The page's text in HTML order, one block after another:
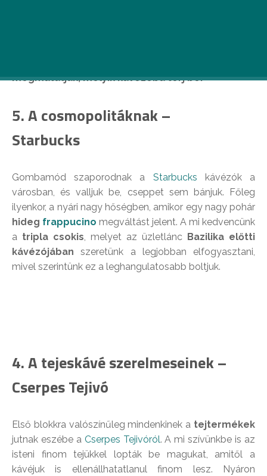
megmutatjuk, melyik kávézóba térj be.
5. A cosmopolitáknak –
Starbucks
Gombamód szaporodnak a Starbucks kávézók a
városban, és valljuk be, cseppet sem bánjuk. Főleg
ilyenkor, a nyári nagy hőségben, amikor egy nagy pohár
hideg frappucino megváltást jelent. A mi kedvencünk
a tripla csokis, melyet az üzletlánc Bazilika előtti
kávézójában szeretünk a legjobban elfogyasztani,
mivel szerintünk ez a leghangulatosabb boltjuk.
4. A tejeskávé szerelmeseinek –
Cserpes Tejivó
Első blokkra valószínűleg mindenkinek a tejtermékek
jutnak eszébe a Cserpes Tejivóról. A mi szívünkbe is az
isteni finom tejükkel lopták be magukat, amitől a
kávéjuk is ellenállhatatlanul finom lesz. Nyáron